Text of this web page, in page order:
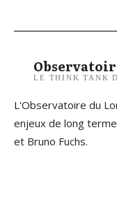
LE THINK TANK
L'Observatoire du
enjeux de long
et Bruno Fuchs.